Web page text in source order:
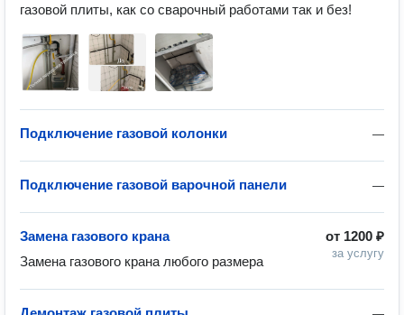
газовой плиты, как со сварочный работами так и без!
—
Подключение газовой колонки
—
Подключение газовой варочной панели
от 1200 ₽
за услугу
Замена газового крана
Замена газового крана любого размера